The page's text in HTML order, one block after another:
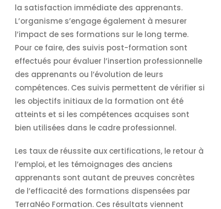
la satisfaction immédiate des apprenants.
L’organisme s’engage également à mesurer
l’impact de ses formations sur le long terme.
Pour ce faire, des suivis post-formation sont
effectués pour évaluer l’insertion professionnelle
des apprenants ou l’évolution de leurs
compétences. Ces suivis permettent de vérifier si
les objectifs initiaux de la formation ont été
atteints et si les compétences acquises sont
bien utilisées dans le cadre professionnel.
Les taux de réussite aux certifications, le retour à
l’emploi, et les témoignages des anciens
apprenants sont autant de preuves concrètes
de l’efficacité des formations dispensées par
TerraNéo Formation. Ces résultats viennent